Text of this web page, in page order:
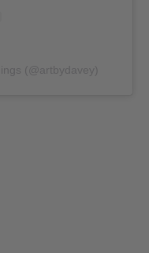
(@artbydavey)